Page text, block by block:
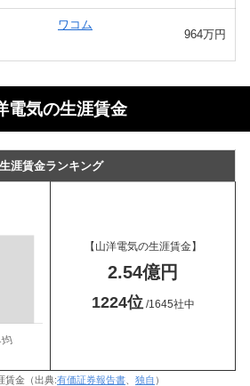
ワコム
964万円
電気の生涯賃金
生涯賃金ランキング
【山洋電気の生涯賃金】
2.54億円
1224位/1645社中
賃金（出典:有価証券報告書 独自 ）